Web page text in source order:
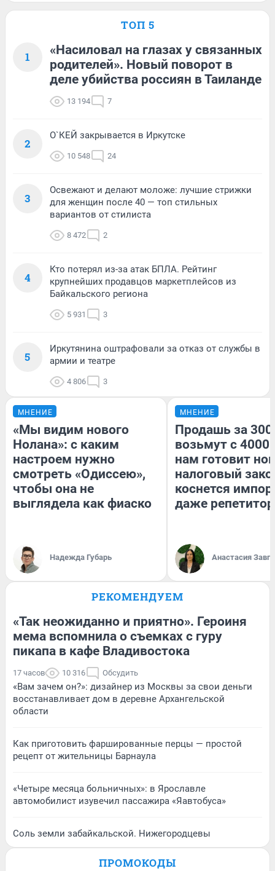
ТОП 5
1
«Насиловал на глазах у связанных
родителей». Новый поворот в
деле убийства россиян в Таиланде
13 194 7
2
О`КЕЙ закрывается в Иркутске
10 548 24
3
Освежают и делают моложе: лучшие стрижки
для женщин после 40 — топ стильных
вариантов от стилиста
8 472 2
4
Кто потерял из-за атак БПЛА. Рейтинг
крупнейших продавцов маркетплейсов из
Байкальского региона
5 931 3
5
Иркутянина оштрафовали за отказ от службы в
армии и театре
4 806 3
МНЕНИЕ
«Мы видим нового
Нолана»: с каким
настроем нужно
смотреть «Одиссею»,
чтобы она не
выглядела как фиаско
Надежда Губарь
МНЕНИЕ
Продашь за
возьмут с
нам готовит
налоговый
коснется
даже
Анастасия
РЕКОМЕНДУЕМ
«Так неожиданно и приятно». Героиня
мема вспомнила о съемках с гуру
пикапа в кафе Владивостока
17 часов 10 316 Обсудить
«Вам зачем он?»: дизайнер из Москвы за свои деньги
восстанавливает дом в деревне Архангельской
области
Как приготовить фаршированные перцы — простой
рецепт от жительницы Барнаула
«Четыре месяца больничных»: в Ярославле
автомобилист изувечил пассажира «Яавтобуса»
Соль земли забайкальской. Нижегородцевы
ПРОМОКОДЫ